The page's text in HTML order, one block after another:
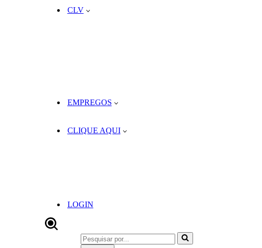
CLV
EMPREGOS
CLIQUE AQUI
LOGIN
Pesquisar
por...